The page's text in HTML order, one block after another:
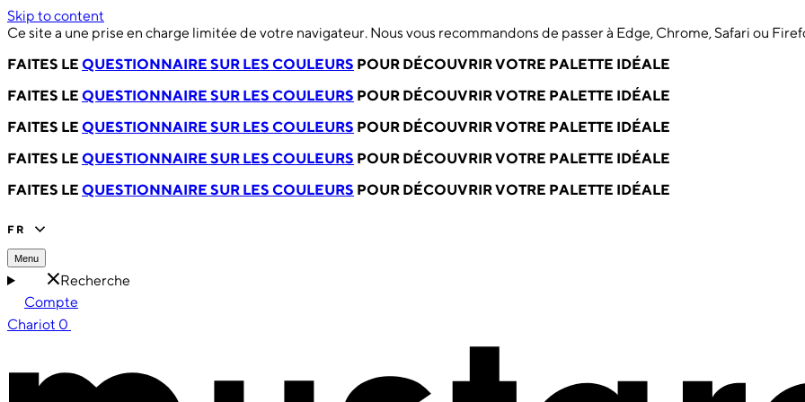
Skip to content
Ce site a une prise en charge limitée de votre navigateur. Nous vous recommandons de passer à Edge, Chrome, Safari ou
FAITES LE QUESTIONNAIRE SUR LES COULEURS POUR DÉCOUVRIR VOTRE PALETTE IDÉALE
FAITES LE QUESTIONNAIRE SUR LES COULEURS POUR DÉCOUVRIR VOTRE PALETTE IDÉALE
FAITES LE QUESTIONNAIRE SUR LES COULEURS POUR DÉCOUVRIR VOTRE PALETTE IDÉALE
FAITES LE QUESTIONNAIRE SUR LES COULEURS POUR DÉCOUVRIR VOTRE PALETTE IDÉALE
FAITES LE QUESTIONNAIRE SUR LES COULEURS POUR DÉCOUVRIR VOTRE PALETTE IDÉALE
FR
Menu
Recherche
Compte
Chariot 0